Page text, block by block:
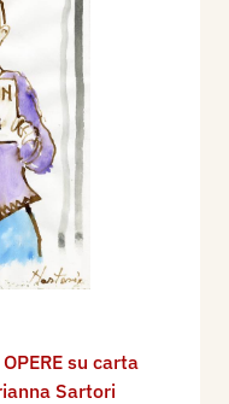
su carta
Sartori